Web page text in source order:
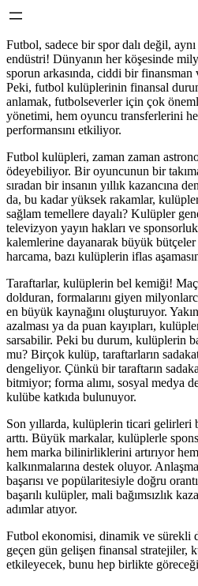
Futbol, sadece bir spor dalı değil,
endüstri! Dünyanın her köşesinde
sporun arkasında, ciddi bir finansman
Peki, futbol kulüplerinin finansal
anlamak, futbolseverler için çok
yönetimi, hem oyuncu transferlerini
performansını etkiliyor.
Futbol kulüpleri, zaman zaman
ödeyebiliyor. Bir oyuncunun bir
sıradan bir insanın yıllık kazancına
da, bu kadar yüksek rakamlar,
sağlam temellere dayalı? Kulüpler
televizyon yayın hakları ve
kalemlerine dayanarak büyük bütçeler
harcama, bazı kulüplerin iflas
Taraftarlar, kulüplerin bel kemiği!
dolduran, formalarını giyen
en büyük kaynağını oluşturuyor.
azalması ya da puan kayıpları,
sarsabilir. Peki bu durum, kulüplerin
mu? Birçok kulüp, taraftarların
dengeliyor. Çünkü bir taraftarın
bitmiyor; forma alımı, sosyal medya
kulübe katkıda bulunuyor.
Son yıllarda, kulüplerin ticari gelirleri
arttı. Büyük markalar, kulüplerle
hem marka bilinirliklerini artırıyor
kalkınmalarına destek oluyor.
başarısı ve popülaritesiyle doğru
başarılı kulüpler, mali bağımsızlık
adımlar atıyor.
Futbol ekonomisi, dinamik ve sürekli
geçen gün gelişen finansal stratejiler,
etkileyecek, bunu hep birlikte